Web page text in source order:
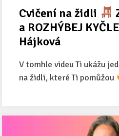
Cvičení na židli
a ROZHÝBEJ
Hájková
V tomhle videu Ti ukážu
na židli, které Ti pomůžou